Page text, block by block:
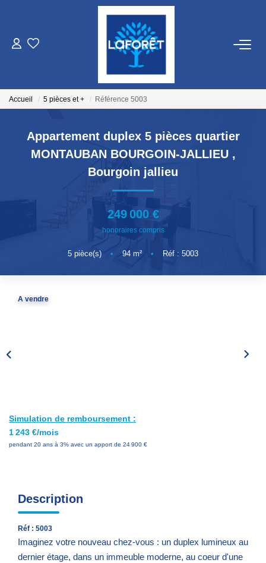
LOCATIONS
GESTION
ESTIMATION
NOS AGENCES
Qui Sommes Nous
Nos Équipes
Accueil 5 pièces et + Référence 5003
Appartement duplex 5 pièces quartier
MONTAUBAN BOURGOIN-JALLIEU ,
Bourgoin jallieu
249 000 €
honoraires compris
5 pièce(s) • 94 m² • Réf : 5003
A vendre
Simulation de remboursement :
1 243 €/mois
pendant 20 ans à 3% avec un apport de 24 900 €
Description
Réf : 5003
Imaginez votre nouveau chez-vous : un duplex lumineux au
dernier étage, dans un immeuble moderne, au coeur d'une